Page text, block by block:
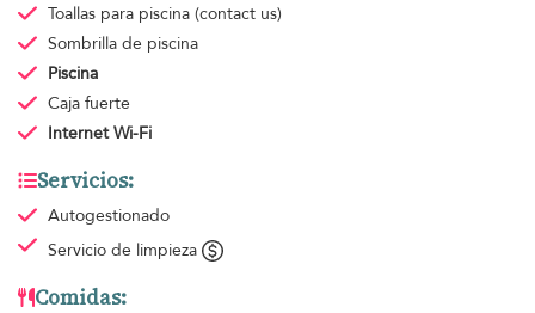
Toallas para piscina (contact us)
Sombrilla de piscina
Piscina
Caja fuerte
Internet Wi-Fi
Servicios:
Autogestionado
Servicio de limpieza
Comidas: